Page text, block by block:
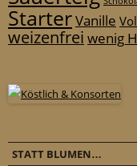
StarterVanille
weizenfrei wenig
STATT BLUMEN…